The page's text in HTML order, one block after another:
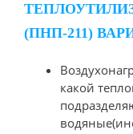
(ПНП-211)
какой